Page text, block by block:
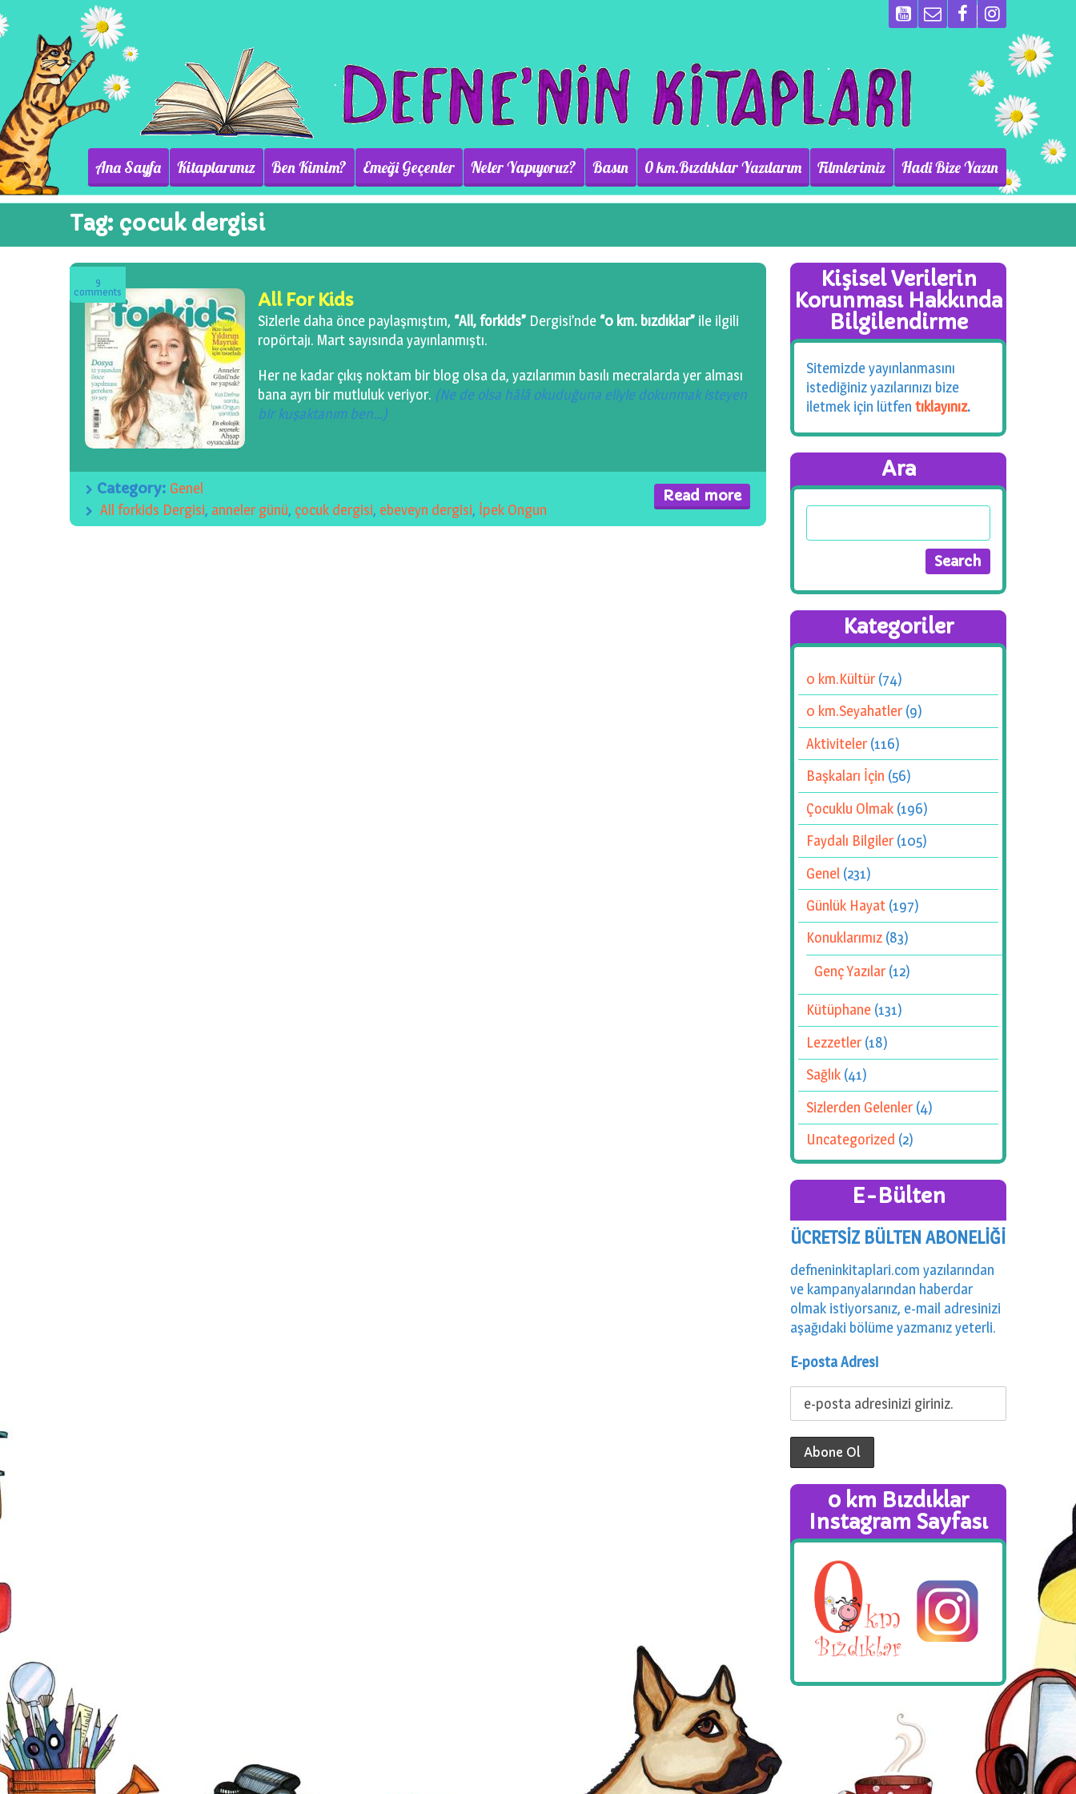
Ana Sayfa Kitaplarımız Ben Kimim? Emeği Geçenler Neler Yapıyoruz? Basın 0 km.Bızdıklar Yazılarım Filmlerimiz Hadi Bize Yazın
Tag: çocuk dergisi
9
comments
All For Kids
Sizlerle daha önce paylaşmıştım, “All, forkids” Dergisi’nde “0 km. bızdıklar” ile ilgili
ropörtajı. Mart sayısında yayınlanmıştı.
Her ne kadar çıkış noktam bir blog olsa da, yazılarımın basılı mecralarda yer alması
bana ayrı bir mutluluk veriyor. (Ne de olsa hâlâ okuduğuna eliyle dokunmak isteyen
bir kuşaktanım ben…)
Read more
Category: Genel
All forkids Dergisi, anneler günü, çocuk dergisi, ebeveyn dergisi, İpek Ongun
Kişisel Verilerin
Korunması Hakkında
Bilgilendirme
Sitemizde yayınlanmasını
istediğiniz yazılarınızı bize
iletmek için lütfen tıklayınız.
Ara
Kategoriler
0 km.Kültür(74)
0 km.Seyahatler(9)
Aktiviteler(116)
Başkaları İçin (56)
Çocuklu Olmak (196)
Faydalı Bilgiler(105)
Genel (231)
Günlük Hayat (197)
Konuklarımız (83)
Genç Yazılar(12)
Kütüphane (131)
Lezzetler(18)
Sağlık (41)
Sizlerden Gelenler(4)
Uncategorized (2)
E-Bülten
ÜCRETSİZ BÜLTEN ABONELİĞİ
defneninkitaplari.com yazılarından
ve kampanyalarından haberdar
olmak istiyorsanız, e-mail adresinizi
aşağıdaki bölüme yazmanız yeterli.
E-posta Adresi
0 km Bızdıklar
Instagram Sayfası